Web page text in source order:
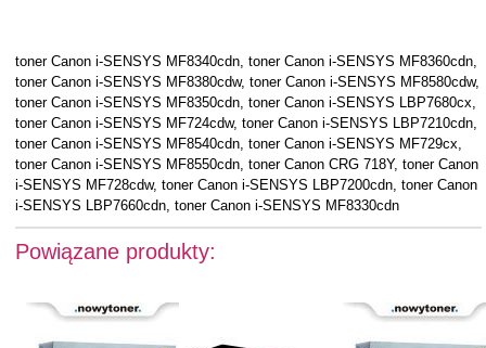
toner Canon i-SENSYS MF8340cdn, toner Canon i-SENSYS MF8360cdn,
toner Canon i-SENSYS MF8380cdw, toner Canon i-SENSYS MF8580cdw,
toner Canon i-SENSYS MF8350cdn, toner Canon i-SENSYS LBP7680cx,
toner Canon i-SENSYS MF724cdw, toner Canon i-SENSYS LBP7210cdn,
toner Canon i-SENSYS MF8540cdn, toner Canon i-SENSYS MF729cx,
toner Canon i-SENSYS MF8550cdn, toner Canon CRG 718Y, toner Canon
i-SENSYS MF728cdw, toner Canon i-SENSYS LBP7200cdn, toner Canon
i-SENSYS LBP7660cdn, toner Canon i-SENSYS MF8330cdn
Powiązane produkty: